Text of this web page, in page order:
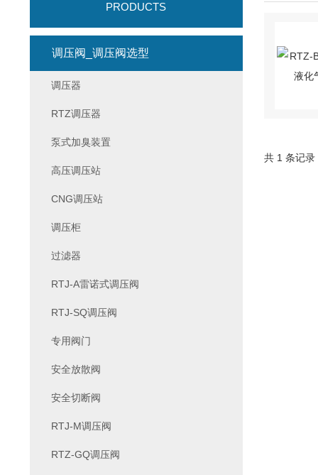
共 1 条记
PRODUCTS
调压阀_调压阀选型
调压器
RTZ调压器
泵式加臭装置
高压调压站
CNG调压站
调压柜
过滤器
RTJ-A雷诺式调压阀
RTJ-SQ调压阀
专用阀门
安全放散阀
安全切断阀
RTJ-M调压阀
RTZ-GQ调压阀